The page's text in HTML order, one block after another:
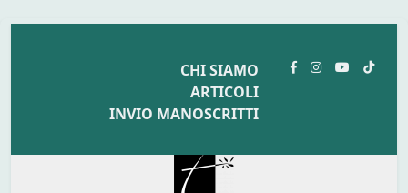
CHI SIAMO
ARTICOLI
INVIO MANOSCRITTI